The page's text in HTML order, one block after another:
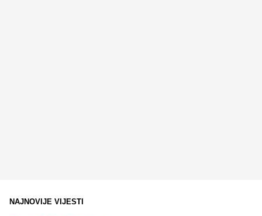
NAJNOVIJE VIJESTI